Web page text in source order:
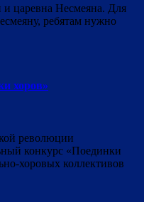
и царевна Несмеяна. Для
ребятам нужно
хоров»
революции
конкурс «Поединки
хоровых коллективов